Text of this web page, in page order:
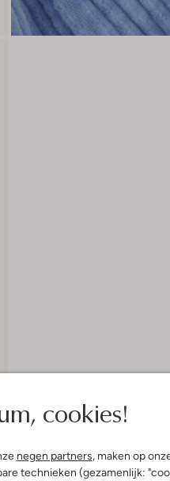
cookies!
negen partners, maken op
technieken (gezamenlijk: